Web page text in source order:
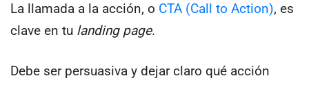
La llamada a la acción, o CTA (Call to Action), es
clave en tu landing page.
Debe ser persuasiva y dejar claro qué acción